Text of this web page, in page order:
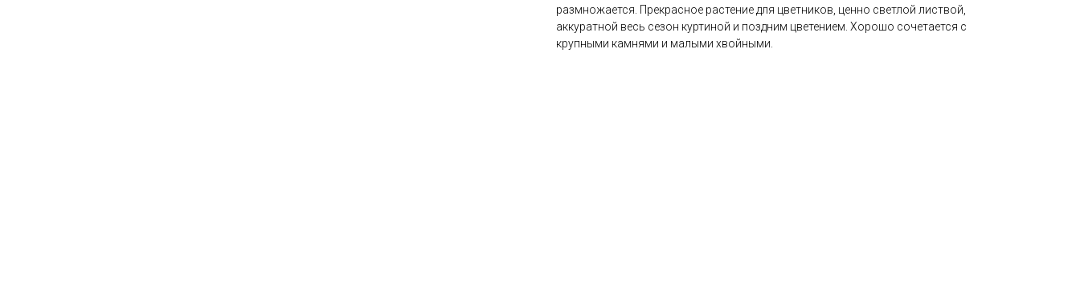
размножается. Прекрасное растение для цветников, ценно светлой листвой,
аккуратной весь сезон куртиной и поздним цветением. Хорошо сочетается с
крупными камнями и малыми хвойными.